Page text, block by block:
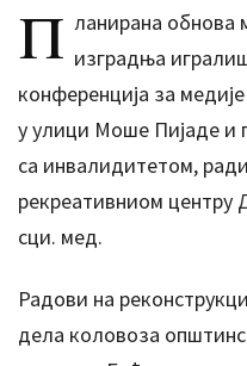
П ланирана обнова
изградња
конференција за
у улици Моше Пијаде и
са инвалидитетом,
рекреативниом центру
сци. мед.
Радови на
дела коловоза